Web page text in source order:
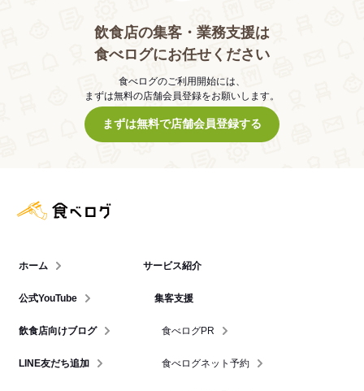
飲食店の集客・業務支援は
食べログにお任せください
食べログのご利用開始には、
まずは無料の店舗会員登録をお願いします。
まずは無料で店舗会員登録する
ホーム
公式YouTube
飲食店向けブログ
LINE友だち追加
サービス紹介
集客支援
食べログPR
食べログネット予約